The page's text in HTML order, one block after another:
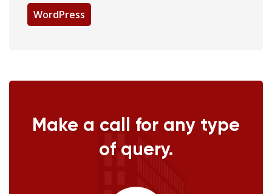
WordPress
Make a call for any type
of query.